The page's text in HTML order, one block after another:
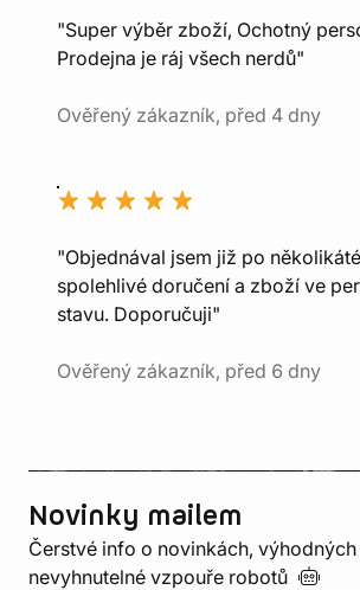
"Super výběr zboží, Ochotný
Prodejna je ráj všech nerdů"
Ověřený zákazník, před 4 dny
"Objednával jsem již po
spolehlivé doručení a zboží ve
stavu. Doporučuji"
Ověřený zákazník, před 6 dny
Novinky mailem
Čerstvé info o novinkách,
nevyhnutelné vzpouře robotů